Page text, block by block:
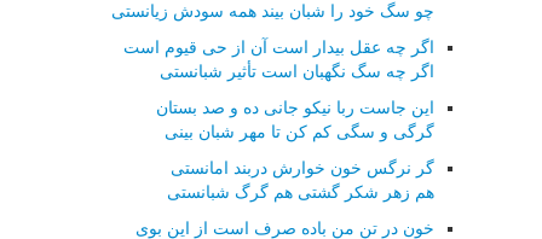
چو سگ خود را شبان بیند همه سودش زیانستی
اگر چه عقل بیدار است آن از حی قیوم است
اگر چه سگ نگهبان است تأثیر شبانستی
این جاست ربا نیكو جانی ده و صد بستان
گرگی و سگی كم كن تا مهر شبان بینی
گر نرگس خون خوارش دربند امانستی
هم زهر شكر گشتی هم گرگ شبانستی
خون در تن من باده صرف است از این بوی